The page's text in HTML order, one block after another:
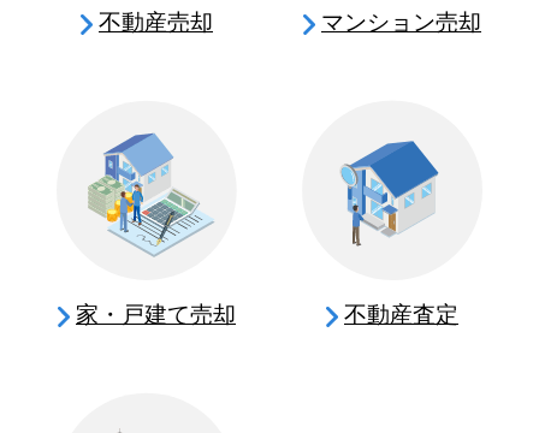
不動産売却 マンション売却
家・戸建て売却 不動産査定